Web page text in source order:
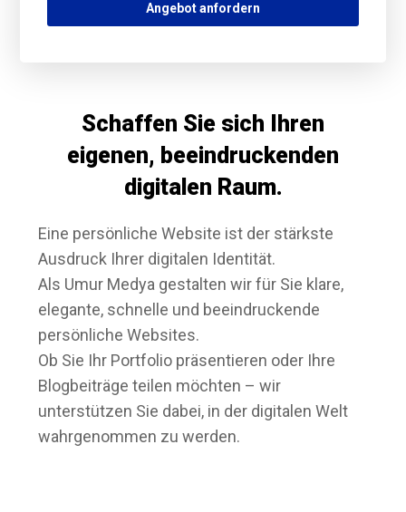
Angebot anfordern
Schaffen Sie sich Ihren
eigenen, beeindruckenden
digitalen Raum.
Eine persönliche Website ist der stärkste
Ausdruck Ihrer digitalen Identität.
Als Umur Medya gestalten wir für Sie klare,
elegante, schnelle und beeindruckende
persönliche Websites.
Ob Sie Ihr Portfolio präsentieren oder Ihre
Blogbeiträge teilen möchten – wir
unterstützen Sie dabei, in der digitalen Welt
wahrgenommen zu werden.